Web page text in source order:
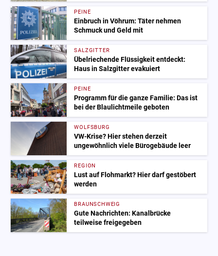
PEINE
Einbruch in Vöhrum: Täter nehmen
Schmuck und Geld mit
SALZGITTER
Übelriechende Flüssigkeit entdeckt:
Haus in Salzgitter evakuiert
PEINE
Programm für die ganze Familie: Das ist
bei der Blaulichtmeile geboten
WOLFSBURG
VW-Krise? Hier stehen derzeit
ungewöhnlich viele Bürogebäude leer
REGION
Lust auf Flohmarkt? Hier darf gestöbert
werden
BRAUNSCHWEIG
Gute Nachrichten: Kanalbrücke
teilweise freigegeben